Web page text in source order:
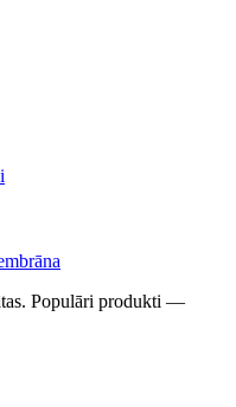
Populāri produkti —